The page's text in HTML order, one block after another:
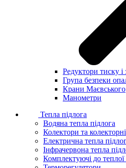
Редуктори тиску і
Група безпеки
Крани Маєвського
Манометри
Тепла підлога
Водяна тепла підлога
Колектори та
Електрична тепла
Інфрачервона тепла
Комплектуючі до теплої